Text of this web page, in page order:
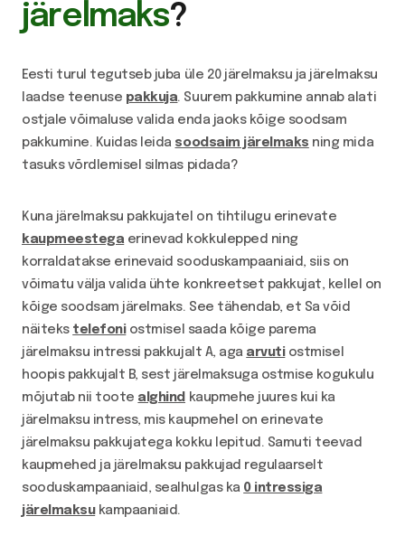
järelmaks?
Eesti turul tegutseb juba üle 20 järelmaksu ja järelmaksu
laadse teenuse pakkuja. Suurem pakkumine annab alati
ostjale võimaluse valida enda jaoks kõige soodsam
pakkumine. Kuidas leida soodsaim järelmaks ning mida
tasuks võrdlemisel silmas pidada?
Kuna järelmaksu pakkujatel on tihtilugu erinevate
kaupmeestegaerinevad kokkulepped ning
korraldatakse erinevaid sooduskampaaniaid, siis on
võimatu välja valida ühte konkreetset pakkujat, kellel on
kõige soodsam järelmaks. See tähendab, et Sa võid
näiteks telefoniostmisel saada kõige parema
järelmaksu intressi pakkujalt A, aga arvutiostmisel
hoopis pakkujalt B, sest järelmaksuga ostmise kogukulu
mõjutab nii toote alghind
kaupmehe juures kui ka
järelmaksu intress, mis kaupmehel on erinevate
järelmaksu pakkujatega kokku lepitud. Samuti teevad
kaupmehed ja järelmaksu pakkujad regulaarselt
sooduskampaaniaid, sealhulgas ka 0 intressiga
järelmaksukampaaniaid.